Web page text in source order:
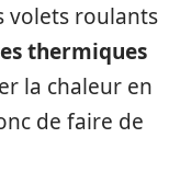
volets roulants
thermiques
la chaleur en
de faire de